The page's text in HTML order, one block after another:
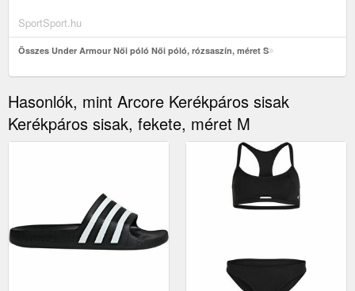
SportSport.hu
Összes Under Armour Női póló Női póló, rózsaszín, méret S
Hasonlók, mint Arcore Kerékpáros sisak
Kerékpáros sisak, fekete, méret M